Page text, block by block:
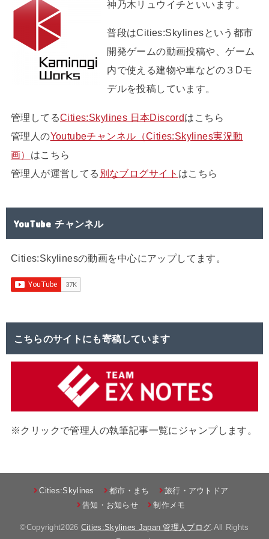
神乃木リュウイチといいます。
普段はCities:Skylinesという都市
開発ゲームの動画投稿や、ゲーム
内で使える建物や車などの３Dモ
デルを投稿しています。
管理してるCities:Skylines 日本Discordはこちら
管理人のYoutubeチャンネル（Cities:Skylines実況動
画） はこちら
管理人が運営してる 別なブログサイト はこちら
YouTube チャンネル
Cities:Skylinesの動画を中心にアップしてます。
こちらのサイトにも寄稿しています
※クリックで管理人の執筆記事一覧にジャンプします。
Cities:Skylines 都市・まち
旅行・アウトドア
告知・お知らせ
制作メモ
©Copyright2026 Cities:Skylines Japan 管理人ブログ .All Rights